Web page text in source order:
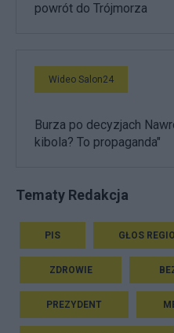
powrót do Trójmorza
Wideo Salon24
Burza po decyzjach
kibola? To propaganda"
Tematy Redakcja
PIS GŁOS
ZDROWIE
PREZYDENT